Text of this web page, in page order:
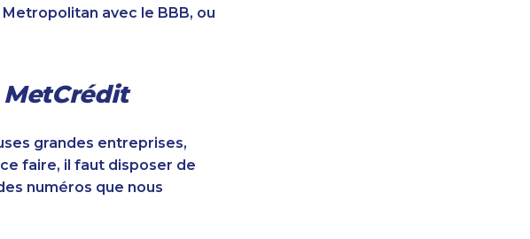
avec le BBB, ou
MetCrédit
grandes entreprises,
faire, il faut disposer de
numéros que nous